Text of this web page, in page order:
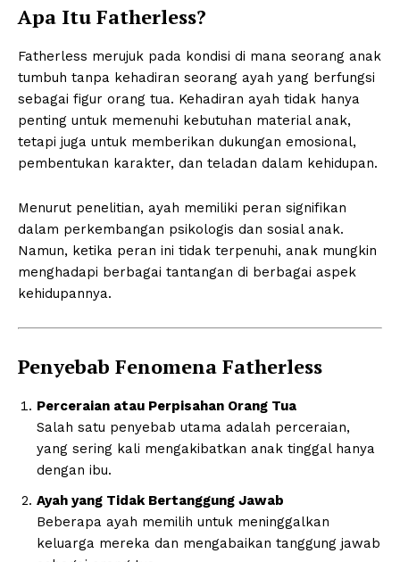
Apa Itu Fatherless?
Fatherless merujuk pada kondisi di mana seorang anak
tumbuh tanpa kehadiran seorang ayah yang berfungsi
sebagai figur orang tua. Kehadiran ayah tidak hanya
penting untuk memenuhi kebutuhan material anak,
tetapi juga untuk memberikan dukungan emosional,
pembentukan karakter, dan teladan dalam kehidupan.
Menurut penelitian, ayah memiliki peran signifikan
dalam perkembangan psikologis dan sosial anak.
Namun, ketika peran ini tidak terpenuhi, anak mungkin
menghadapi berbagai tantangan di berbagai aspek
kehidupannya.
Penyebab Fenomena Fatherless
Perceraian atau Perpisahan Orang Tua
Salah satu penyebab utama adalah perceraian,
yang sering kali mengakibatkan anak tinggal hanya
dengan ibu.
Ayah yang Tidak Bertanggung Jawab
Beberapa ayah memilih untuk meninggalkan
keluarga mereka dan mengabaikan tanggung jawab